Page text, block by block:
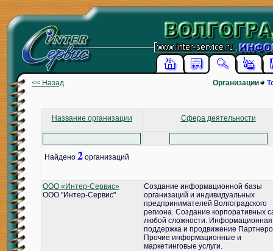
<< Назад Организации
Название организации Сфера деятельности
Найдено 2 организаций
ООО «Интер-Сервис»
ООО "Интер-Сервис"
Создание информационной базы
организаций и индивидуальных
предпринимателей Волгоградского
региона. Создание корпоративных
любой сложности. Информационная
поддержка и продвижение
Прочие информационные и
маркетинговые услуги.